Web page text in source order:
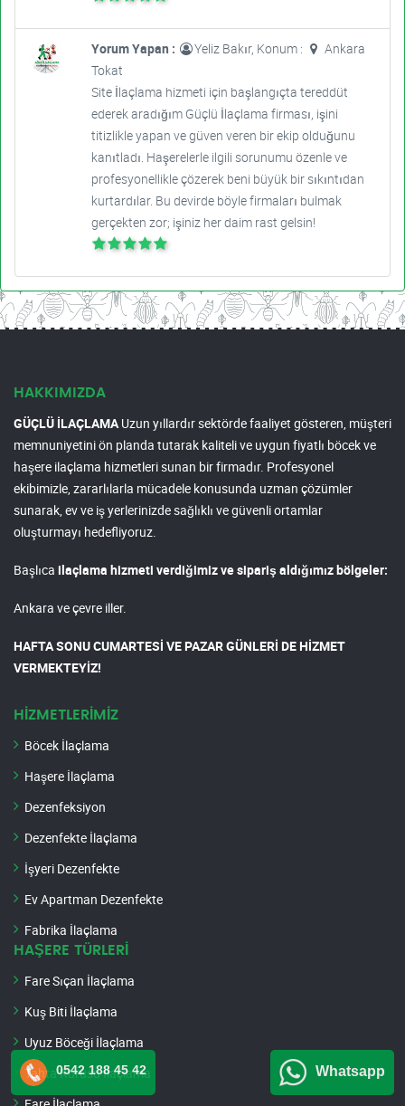
Yorum Yapan : Yeliz Bakır, Konum :
Ankara
Tokat
Site İlaçlama hizmeti için başlangıçta tereddüt
ederek aradığım Güçlü İlaçlama firması, işini
titizlikle yapan ve güven veren bir ekip olduğunu
kanıtladı. Haşerelerle ilgili sorunumu özenle ve
profesyonellikle çözerek beni büyük bir sıkıntıdan
kurtardılar. Bu devirde böyle firmaları bulmak
gerçekten zor; işiniz her daim rast gelsin!
HAKKIMIZDA
GÜÇLÜ İLAÇLAMAUzun yıllardır sektörde faaliyet gösteren, müşteri
memnuniyetini ön planda tutarak kaliteli ve uygun fiyatlı böcek ve
haşere ilaçlama hizmetleri sunan bir firmadır. Profesyonel
ekibimizle, zararlılarla mücadele konusunda uzman çözümler
sunarak, ev ve iş yerlerinizde sağlıklı ve güvenli ortamlar
oluşturmayı hedefliyoruz.
Başlıca ilaçlama hizmeti verdiğimiz ve sipariş aldığımız bölgeler:
Ankara ve çevre iller.
HAFTA SONU CUMARTESİ VE PAZAR GÜNLERİ DE HİZMET
VERMEKTEYİZ!
HİZMETLERİMİZ
Böcek İlaçlama
Haşere İlaçlama
Dezenfeksiyon
Dezenfekte İlaçlama
İşyeri Dezenfekte
Ev Apartman Dezenfekte
Fabrika İlaçlama
HAŞERE TÜRLERİ
Fare Sıçan İlaçlama
Kuş Biti İlaçlama
Uyuz Böceği İlaçlama
Tahta Kurusu İlaçlama
0542 188 45 42 Whatsapp